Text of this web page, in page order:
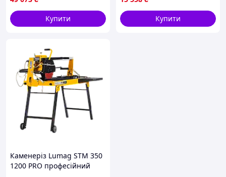
120 см, лазерний
цілевказівникКупити
до 600 мм
Купити
Каменеріз Lumag STM 350
1200 PRO професійний